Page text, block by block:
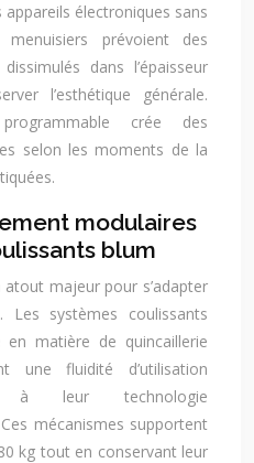
électroniques sans
menuisiers prévoient des
dans l’épaisseur
l’esthétique générale.
programmable crée des
selon les moments de la
modulaires
blum
majeur pour s’adapter
Les systèmes coulissants
en matière de quincaillerie
une fluidité d’utilisation
à leur technologie
mécanismes supportent
kg tout en conservant leur